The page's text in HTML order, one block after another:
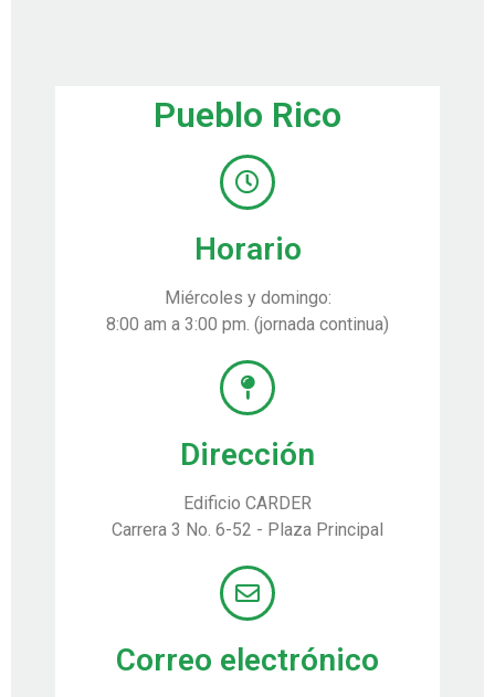
Pueblo Rico
Horario
Miércoles y domingo:
8:00 am a 3:00 pm. (jornada continua)
Dirección
Edificio CARDER
Carrera 3 No. 6-52 - Plaza Principal
Correo electrónico